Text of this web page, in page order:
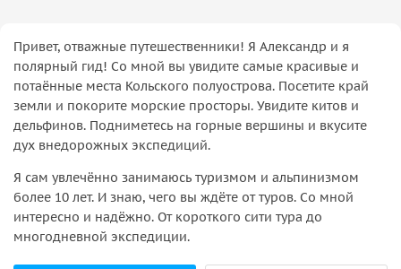
Привет, отважные путешественники! Я Александр и я
полярный гид! Со мной вы увидите самые красивые и
потаённые места Кольского полуострова. Посетите край
земли и покорите морские просторы. Увидите китов и
дельфинов. Подниметесь на горные вершины и вкусите
дух внедорожных экспедиций.
Я сам увлечённо занимаюсь туризмом и альпинизмом
более 10 лет. И знаю, чего вы ждёте от туров. Со мной
интересно и надёжно. От короткого сити тура до
многодневной экспедиции.